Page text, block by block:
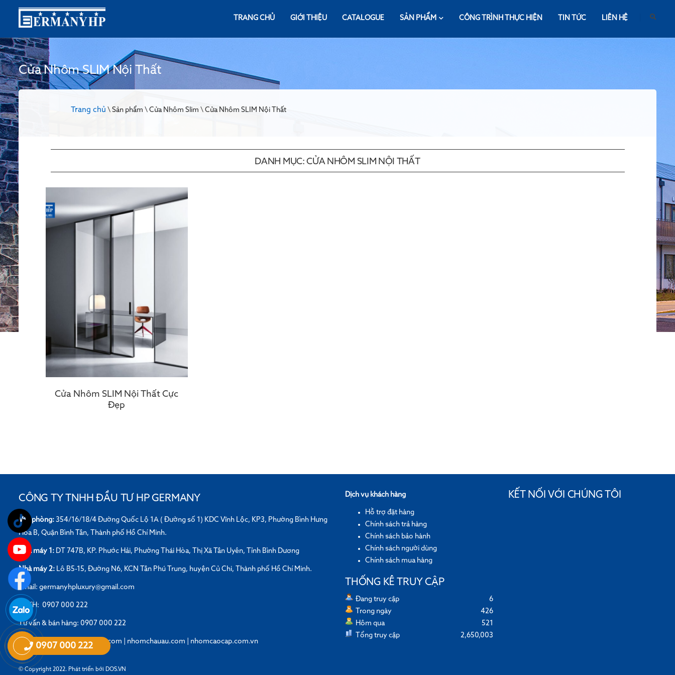
TRANG CHỦ GIỚI THIỆU CATALOGUE SẢN PHẨM CÔNG TRÌNH THỰC HIỆN TIN TỨC LIÊN HỆ
Cửa Nhôm SLIM Nội Thất
Trang chủ \ Sản phẩm \ Cửa Nhôm Slim \ Cửa Nhôm SLIM Nội Thất
DANH MỤC:CỬA NHÔM SLIM NỘI THẤT
Cửa Nhôm SLIM Nội Thất Cực
Đẹp
CÔNG TY TNHH ĐẦU TƯ HP GERMANY
Văn phòng: 354/16/18/4 Đường Quốc Lộ 1A ( Đường số 1) KDC Vĩnh Lộc, KP3, Phường Bình Hưng
Hòa B, Quận Bình Tân, Thành phố Hồ Chí Minh.
Nhà máy 1: DT 747B, KP. Phước Hải, Phường Thái Hòa, Thị Xã Tân Uyên, Tỉnh Bình Dương
Nhà máy 2: Lô B5-15, Đường N6, KCN Tân Phú Trung, huyện Củ Chi, Thành phố Hồ Chí Minh.
Email: germanyhpluxury@gmail.com
CSKH: 0907 000 222
Tư vấn & bán hàng: 0907 000 222
Website:nhomgermanyhp.com nhomchauau.com nhomcaocap.com.vn
Dịch vụ khách hàng
Hỗ trợ đặt hàng
Chính sách trả hàng
Chính sách bảo hành
Chính sách người dùng
Chính sách mua hàng
THỐNG KÊ TRUY CẬP
Đang truy cập
6
Trong ngày
426
Hôm qua
521
Tổng truy cập
2,650,003
KẾT NỐI VỚI CHÚNG TÔI
© Copyright 2022. Phát triển bới DOS.VN
0907 000 222